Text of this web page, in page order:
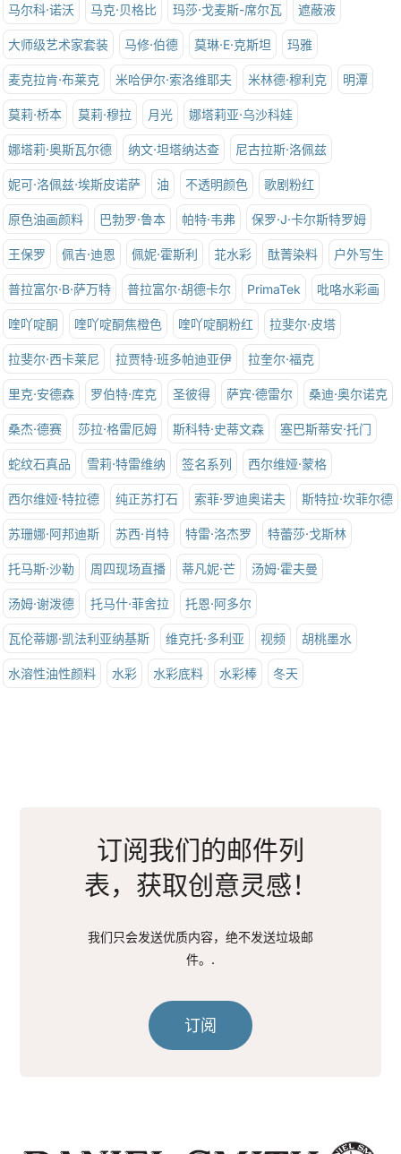
马尔科·诺沃 马克·贝格比 玛莎·戈麦斯-席尔瓦 遮蔽液
大师级艺术家套装 马修·伯德 莫琳·E·克斯坦 玛雅
麦克拉肯·布莱克 米哈伊尔·索洛维耶夫 米林德·穆利克 明潭
莫莉·桥本 莫莉·穆拉 月光 娜塔莉亚·乌沙科娃
娜塔莉·奥斯瓦尔德 纳文·坦塔纳达查 尼古拉斯·洛佩兹
妮可·洛佩兹·埃斯皮诺萨 油 不透明颜色 歌剧粉红
原色油画颜料 巴勃罗·鲁本 帕特·韦弗 保罗·J·卡尔斯特罗姆
王保罗 佩吉·迪恩 佩妮·霍斯利 苝水彩 酞菁染料 户外写生
普拉富尔·B·萨万特 普拉富尔·胡德卡尔 PrimaTek 吡咯水彩画
喹吖啶酮 喹吖啶酮焦橙色 喹吖啶酮粉红 拉斐尔·皮塔
拉斐尔·西卡莱尼 拉贾特·班多帕迪亚伊 拉奎尔·福克
里克·安德森 罗伯特·库克 圣彼得 萨宾·德雷尔 桑迪·奥尔诺克
桑杰·德赛 莎拉·格雷厄姆 斯科特·史蒂文森 塞巴斯蒂安·托门
蛇纹石真品 雪莉·特雷维纳 签名系列 西尔维娅·蒙格
西尔维娅·特拉德 纯正苏打石 索菲·罗迪奥诺夫 斯特拉·坎菲尔德
苏珊娜·阿邦迪斯 苏西·肖特 特雷·洛杰罗 特蕾莎·戈斯林
托马斯·沙勒 周四现场直播 蒂凡妮·芒 汤姆·霍夫曼
汤姆·谢泼德 托马什·菲舍拉 托恩·阿多尔
瓦伦蒂娜·凯法利亚纳基斯 维克托·多利亚 视频 胡桃墨水
水溶性油性颜料 水彩 水彩底料 水彩棒 冬天
订阅我们的邮件列
表，获取创意灵感！
我们只会发送优质内容，绝不发送垃圾邮
件。.
订阅